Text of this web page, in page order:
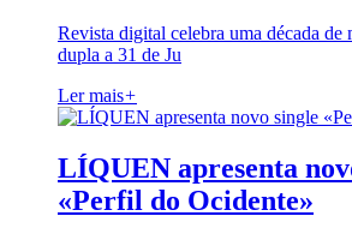
Revista digital celebra uma década de
dupla a 31 de Ju
Ler mais+
LÍQUEN apresenta
«Perfil do Ocidente»